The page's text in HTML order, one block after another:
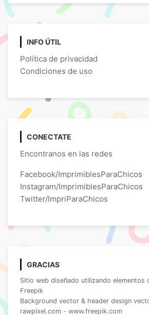
INFO ÚTIL
Política de privacidad
Condiciones de uso
CONECTATE
Encontranos en las redes
Facebook/ImprimiblesParaChicos
Instagram/ImprimiblesParaChicos
Twitter/ImpriParaChicos
GRACIAS
Sitio web diseñado utilizando elementos
Freepik
Background vector & header design
rawpixel.com - www.freepik.com